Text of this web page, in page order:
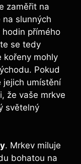
zaměřit na
na slunných
přímého
se tedy
kořeny mohly
Pokud
jejich umístění
že vaše mrkve
světelný
. Mrkev miluje
bohatou na